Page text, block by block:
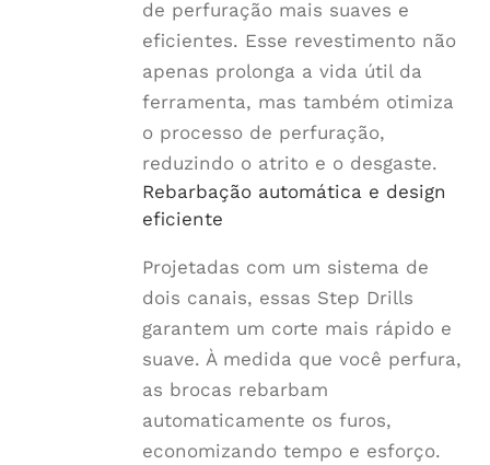
de perfuração mais suaves e
eficientes. Esse revestimento não
apenas prolonga a vida útil da
ferramenta, mas também otimiza
o processo de perfuração,
reduzindo o atrito e o desgaste.
Rebarbação automática e design
eficiente
Projetadas com um sistema de
dois canais, essas Step Drills
garantem um corte mais rápido e
suave. À medida que você perfura,
as brocas rebarbam
automaticamente os furos,
economizando tempo e esforço.